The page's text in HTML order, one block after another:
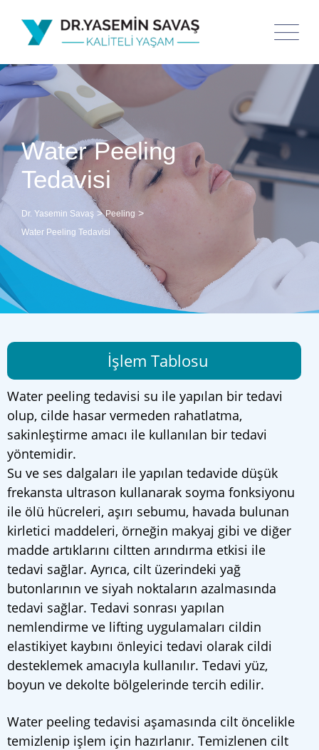
Water Peeling
Tedavisi
Dr. Yasemin Savaş >Peeling >
Water Peeling Tedavisi
İşlem Tablosu
Water peeling tedavisi su ile yapılan bir tedavi
olup, cilde hasar vermeden rahatlatma,
sakinleştirme amacı ile kullanılan bir tedavi
yöntemidir.
Su ve ses dalgaları ile yapılan tedavide düşük
frekansta ultrason kullanarak soyma fonksiyonu
ile ölü hücreleri, aşırı sebumu, havada bulunan
kirletici maddeleri, örneğin makyaj gibi ve diğer
madde artıklarını ciltten arındırma etkisi ile
tedavi sağlar. Ayrıca, cilt üzerindeki yağ
butonlarının ve siyah noktaların azalmasında
tedavi sağlar. Tedavi sonrası yapılan
nemlendirme ve lifting uygulamaları cildin
elastikiyet kaybını önleyici tedavi olarak cildi
desteklemek amacıyla kullanılır. Tedavi yüz,
boyun ve dekolte bölgelerinde tercih edilir.
Water peeling tedavisi aşamasında cilt öncelikle
temizlenip işlem için hazırlanır. Temizlenen cilt